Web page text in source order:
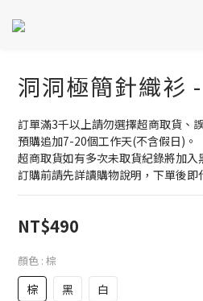
洞洞極簡針織衫
訂單滿3千以上請勿選擇超商取貨、
預購追加7-20個工作天(不含假日)。
超商取貨如有多次未取貨紀錄將加入
訂購前請先詳讀購物說明，下單後即
NT$490
顏色 : 棕
棕 黑 白